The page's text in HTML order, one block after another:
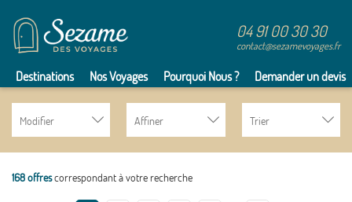
04 91 00 30 30
contact@sezamevoyages.fr
Destinations Nos Voyages Pourquoi Nous ? Demander un devis
Modifier Affiner Trier
168 offrescorrespondant à votre recherche